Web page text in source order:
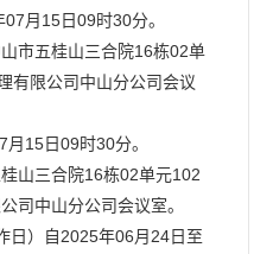
月15日09时30分。
市五桂山三合院16栋02单
有限公司中山分公司会议
15日09时30分。
山三合院16栋02单元102
司中山分公司会议室。
日）自2025年06月24日至